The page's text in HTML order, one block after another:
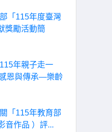
「115年度臺灣
獎勵活動簡
年親子走一
恩與傳承—樂齡
「115年教育部
音作品 ）評...